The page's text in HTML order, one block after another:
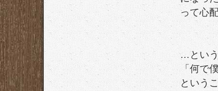
って心
…とい
「何で
という